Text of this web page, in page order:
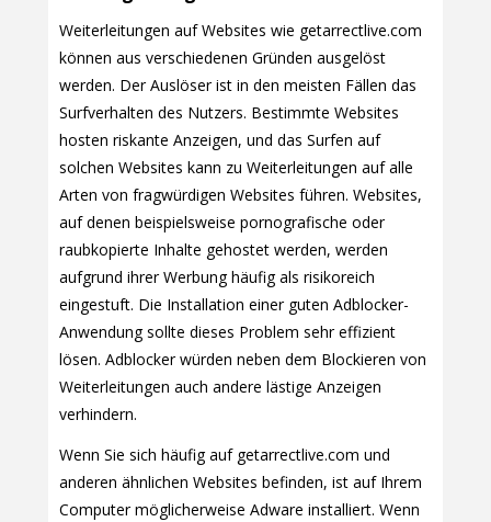
Weiterleitungen auf Websites wie getarrectlive.com
können aus verschiedenen Gründen ausgelöst
werden. Der Auslöser ist in den meisten Fällen das
Surfverhalten des Nutzers. Bestimmte Websites
hosten riskante Anzeigen, und das Surfen auf
solchen Websites kann zu Weiterleitungen auf alle
Arten von fragwürdigen Websites führen. Websites,
auf denen beispielsweise pornografische oder
raubkopierte Inhalte gehostet werden, werden
aufgrund ihrer Werbung häufig als risikoreich
eingestuft. Die Installation einer guten Adblocker-
Anwendung sollte dieses Problem sehr effizient
lösen. Adblocker würden neben dem Blockieren von
Weiterleitungen auch andere lästige Anzeigen
verhindern.
Wenn Sie sich häufig auf getarrectlive.com und
anderen ähnlichen Websites befinden, ist auf Ihrem
Computer möglicherweise Adware installiert. Wenn